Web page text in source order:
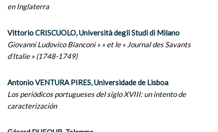
en Inglaterra
Vittorio CRISCUOLO, Università degli Studi di Milano
Giovanni Ludovico Bianconi » » et le « Journal des Savants
d’Italie » (1748-1749)
Antonio VENTURA PIRES, Universidade de Lisboa
Los periódicos portugueses del siglo XVIII: un intento de
caracterización